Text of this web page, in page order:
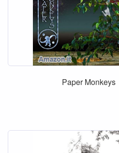
Paper Monkeys